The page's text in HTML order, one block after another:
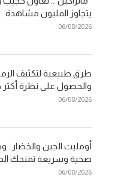
يتجاوز المليون مشاهدة
06/08/2026
طرق طبيعية لتكثيف
والحصول على نظرة أكثر
06/08/2026
أومليت الجبن والخضار..
صحية وسريعة تمنحك
06/08/2026